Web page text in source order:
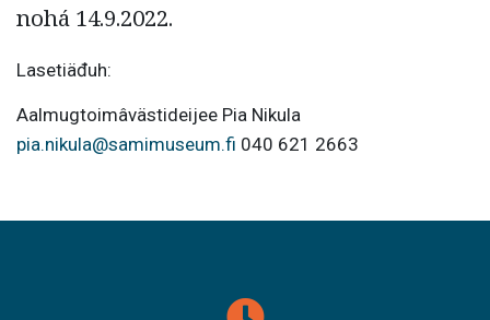
nohá 14.9.2022.
Lasetiäđuh:
Aalmugtoimâvästideijee Pia Nikula
pia.nikula@samimuseum.fi 040 621 2663